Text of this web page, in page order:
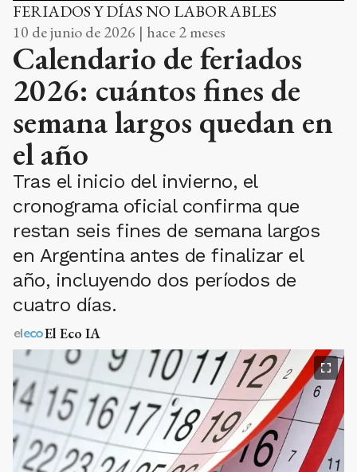
FERIADOS Y DÍAS NO LABORABLES
10 de junio de 2026 | hace 2 meses
Calendario de feriados
2026: cuántos fines de
semana largos quedan en
el año
Tras el inicio del invierno, el
cronograma oficial confirma que
restan seis fines de semana largos
en Argentina antes de finalizar el
año, incluyendo dos períodos de
cuatro días.
El Eco IA